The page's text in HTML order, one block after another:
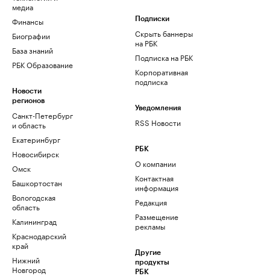
медиа
Финансы
Биографии
База знаний
РБК Образование
Новости
регионов
Санкт-Петербург
и область
Екатеринбург
Новосибирск
Омск
Башкортостан
Вологодская
область
Калининград
Краснодарский
край
Нижний
Новгород
Подписки
Скрыть баннеры
на РБК
Подписка на РБК
Корпоративная
подписка
Уведомления
RSS Новости
РБК
О компании
Контактная
информация
Редакция
Размещение
рекламы
Другие
продукты
РБК